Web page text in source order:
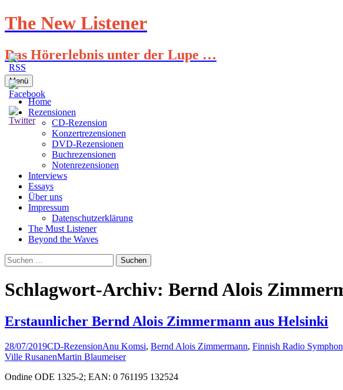
Zum
Inhalt
The New Listener
Das Hörerlebnis unter der Lupe …
Menü
Home
Rezensionen
CD-Rezension
Konzertrezensionen
DVD-Rezensionen
Buchrezensionen
Notenrezensionen
Interviews
Essays
Über uns
Impressum
Datenschutzerklärung
The Must Listener
Beyond the Waves
Suchen
nach:
Schlagwort-Archiv: Bernd Alois
Erstaunlicher Bernd Alois Zimmermann aus Helsinki
28/07/2019CD-RezensionAnu Komsi, Bernd Alois Zimmermann, Finnish Radio
Ville RusanenMartin Blaumeiser
Ondine ODE 1325-2; EAN: 0 761195 132524